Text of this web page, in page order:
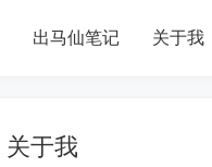
出马仙笔记 关于我
关于我